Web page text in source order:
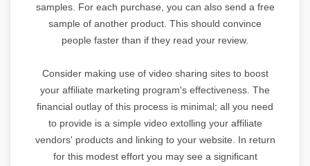
samples. For each purchase, you can also send a free
sample of another product. This should convince
people faster than if they read your review.
Consider making use of video sharing sites to boost
your affiliate marketing program's effectiveness. The
financial outlay of this process is minimal; all you need
to provide is a simple video extolling your affiliate
vendors' products and linking to your website. In return
for this modest effort you may see a significant